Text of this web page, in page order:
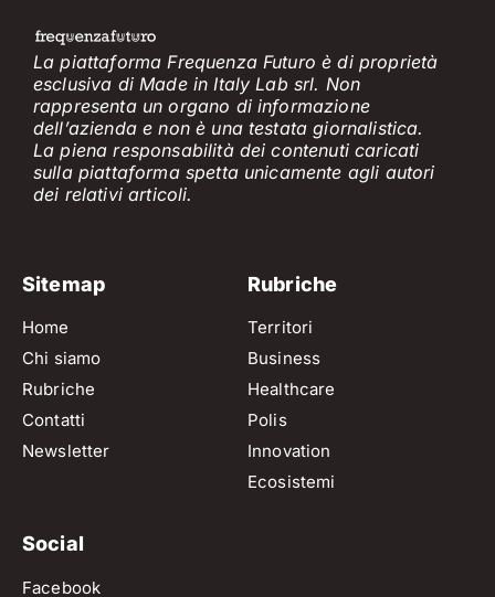
La piattaforma Frequenza Futuro è di proprietà
esclusiva di Made in Italy Lab srl. Non
rappresenta un organo di informazione
dell’azienda e non è una testata giornalistica.
La piena responsabilità dei contenuti caricati
sulla piattaforma spetta unicamente agli autori
dei relativiarticoli.
Sitemap
Home
Chi siamo
Rubriche
Contatti
Newsletter
Rubriche
Territori
Business
Healthcare
Polis
Innovation
Ecosistemi
Social
Facebook